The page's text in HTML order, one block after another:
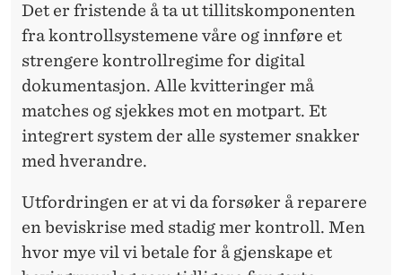
Det er fristende å ta ut tillitskomponenten
fra kontrollsystemene våre og innføre et
strengere kontrollregime for digital
dokumentasjon. Alle kvitteringer må
matches og sjekkes mot en motpart. Et
integrert system der alle systemer snakker
med hverandre.
Utfordringen er at vi da forsøker å reparere
en beviskrise med stadig mer kontroll. Men
hvor mye vil vi betale for å gjenskape et